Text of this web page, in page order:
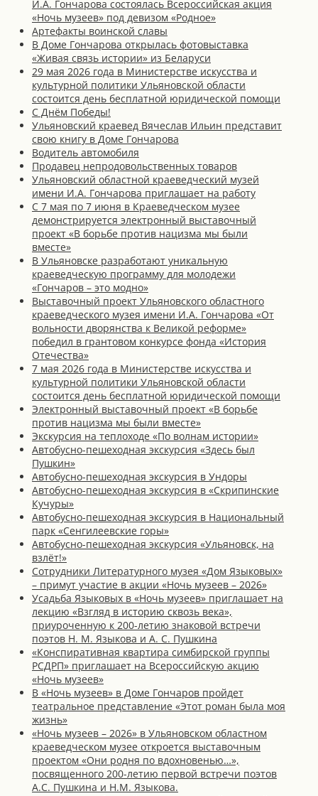
И.А. Гончарова состоялась Всероссийская акция
«Ночь музеев» под девизом «Родное»
Артефакты воинской славы
В Доме Гончарова открылась фотовыставка
«Живая связь истории» из Беларуси
29 мая 2026 года в Министерстве искусства и
культурной политики Ульяновской области
состоится день бесплатной юридической помощи
С Днём Победы!
Ульяновский краевед Вячеслав Ильин представит
свою книгу в Доме Гончарова
Водитель автомобиля
Продавец непродовольственных товаров
Ульяновский областной краеведческий музей
имени И.А. Гончарова приглашает на работу
С 7 мая по 7 июня в Краеведческом музее
демонстрируется электронный выставочный
проект «В борьбе против нацизма мы были
вместе»
В Ульяновске разработают уникальную
краеведческую программу для молодежи
«Гончаров – это модно»
Выставочный проект Ульяновского областного
краеведческого музея имени И.А. Гончарова «От
вольности дворянства к Великой реформе»
победил в грантовом конкурсе фонда «История
Отечества»
7 мая 2026 года в Министерстве искусства и
культурной политики Ульяновской области
состоится день бесплатной юридической помощи
Электронный выставочный проект «В борьбе
против нацизма мы были вместе»
Экскурсия на теплоходе «По волнам истории»
Автобусно-пешеходная экскурсия «Здесь был
Пушкин»
Автобусно-пешеходная экскурсия в Ундоры
Автобусно-пешеходная экскурсия в «Скрипинские
Кучуры»
Автобусно-пешеходная экскурсия в Национальный
парк «Сенгилеевские горы»
Автобусно-пешеходная экскурсия «Ульяновск, на
взлёт!»
Сотрудники Литературного музея «Дом Языковых»
– примут участие в акции «Ночь музеев – 2026»
Усадьба Языковых в «Ночь музеев» приглашает на
лекцию «Взгляд в историю сквозь века»,
приуроченную к 200-летию знаковой встречи
поэтов Н. М. Языкова и А. С. Пушкина
«Конспиративная квартира симбирской группы
РСДРП» приглашает на Всероссийскую акцию
«Ночь музеев»
В «Ночь музеев» в Доме Гончаров пройдет
театральное представление «Этот роман была моя
жизнь»
«Ночь музеев – 2026» в Ульяновском областном
краеведческом музее откроется выставочным
проектом «Они родня по вдохновенью…»,
посвященного 200-летию первой встречи поэтов
А.С. Пушкина и Н.М. Языкова.